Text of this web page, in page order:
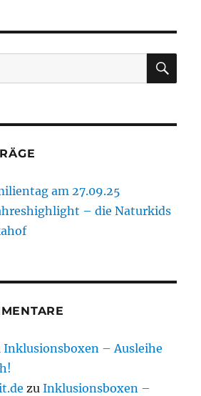
am 27.09.25
– die Naturkids
Inklusionsboxen – Ausleihe
zuInklusionsboxen –